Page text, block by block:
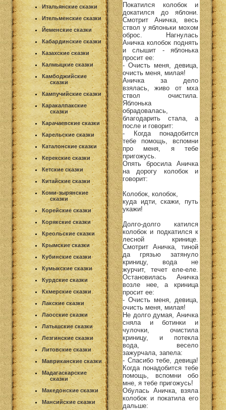
Итальянские сказки
Ительменские сказки
Йеменские сказки
Кабардинские сказки
Казахские сказки
Калмыцкие сказки
Камбоджийские
сказки
Кампучийские сказки
Каракалпакские
сказки
Карачаевские сказки
Карельские сказки
Каталонские сказки
Керекские сказки
Кетские сказки
Китайские сказки
Коми-зырянские
сказки
Корейские сказки
Корякские сказки
Креольские сказки
Крымские сказки
Кубинские сказки
Кумыкские сказки
Курдские сказки
Кхмерские сказки
Лакские сказки
Лаосские сказки
Латышские сказки
Лезгинские сказки
Литовские сказки
Мавриканские сказки
Мадагаскарские
сказки
Македонские сказки
Мансийские сказки
Покатился колобок и
докатился до яблони.
Смотрит Аничка, весь
ствол у яблоньки мохом
оброс. Нагнулась
Аничка колобок поднять
и слышит - яблонька
просит ее:
- Очисть меня, девица,
очисть меня, милая!
Аничка за дело
взялась, живо от мха
ствол очистила.
Яблонька
обрадовалась,
благодарить стала, а
после и говорит:
- Когда понадобится
тебе помощь, вспомни
про меня, я тебе
пригожусь.
Опять бросила Аничка
на дорогу колобок и
говорит:
Колобок, колобок,
куда идти, скажи, путь
укажи!
Долго-долго катился
колобок и подкатился к
лесной кринице.
Смотрит Аничка, тиной
да грязью затянуло
криницу, вода не
журчит, течет еле-еле.
Остановилась Аничка
возле нее, а криница
просит ее:
- Очисть меня, девица,
очисть меня, милая!
Не долго думая, Аничка
сняла и ботинки и
чулочки, очистила
криницу, и потекла
вода, весело
зажурчала, запела:
- Спасибо тебе, девица!
Когда понадобится тебе
помощь, вспомни обо
мне, я тебе пригожусь!
Обулась Аничка, взяла
колобок и покатила его
дальше: